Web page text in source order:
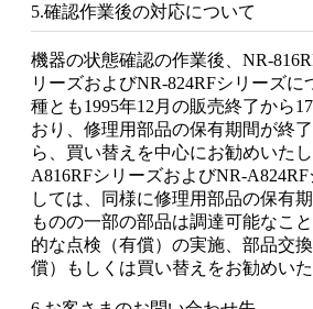
5.確認作業後の対応について
機器の状態確認の作業後、NR-
リーズおよびNR-824RFシリーズ
種とも1995年12月の販売終了から
おり、修理用部品の保有期間が終
ら、買い替えを中心にお勧めいた
A816RFシリーズおよびNR-
しては、同様に修理用部品の保有
ものの一部の部品は調達可能なこ
的な点検（有償）の実施、部品交
償）もしくは買い替えをお勧めいた